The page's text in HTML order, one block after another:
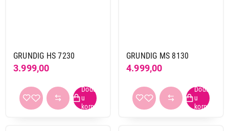
GRUNDIG HS 7230
3.999,00
GRUNDIG MS 8130
4.999,00